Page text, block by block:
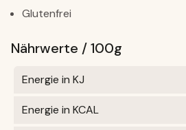
Glutenfrei
Nährwerte / 100g
Energie in KJ
Energie in KCAL